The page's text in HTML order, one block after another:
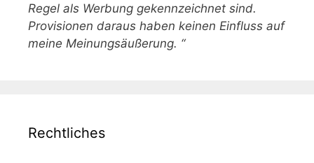
Regel als Werbung gekennzeichnet sind.
Provisionen daraus haben keinen Einfluss auf
meine Meinungsäußerung. “
Rechtliches